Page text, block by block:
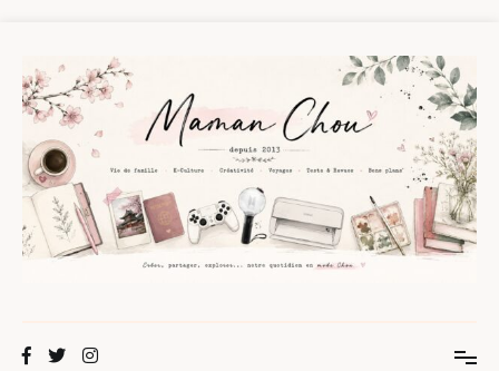
contenu
Maman Chou